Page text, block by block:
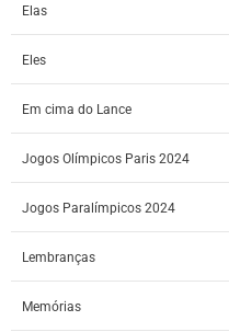
Elas
Eles
Em cima do Lance
Jogos Olímpicos Paris 2024
Jogos Paralímpicos 2024
Lembranças
Memórias